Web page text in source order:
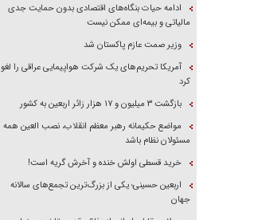
ادامه حیات بنگاه‌های اقتصادی بدون حمایت جدی
مالیاتی و بیمه‌ای ممکن نیست
وزیر صمت عازم پاکستان شد
آمریکا تحریم‌های یک شرکت هواپیمایی عراقی را لغو
کرد
بازگشت ۳ میلیون و ۱۷ هزار زائر اربعین به کشور
مواضع حکیمانه رهبر معظم انقلاب، نصب العین همه
مسئولان نظام باشد
خرید قسطی اولش خنده و آخرش گریه است!
اربعین حسینی؛ یکی از بزرگ‌ترین تجمع‌های سالانه
جهان